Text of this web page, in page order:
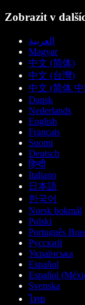
Zobrazit v
العربية
Magyar
中文 (简体)
中文 (台灣)
中文 (简体
Dansk
Nederlands
English
Français
Suomi
Deutsch
हिन्दी
Italiano
日本語
한국어
Norsk bokmål
Polski
Português
Русский
Українська
Español
Español
Svenska
ไทย